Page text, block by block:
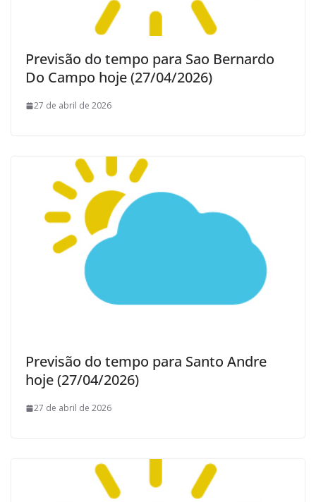
Previsão do tempo para Sao Bernardo
Do Campo hoje (27/04/2026)
27 de abril de 2026
Previsão do tempo para Santo Andre
hoje (27/04/2026)
27 de abril de 2026